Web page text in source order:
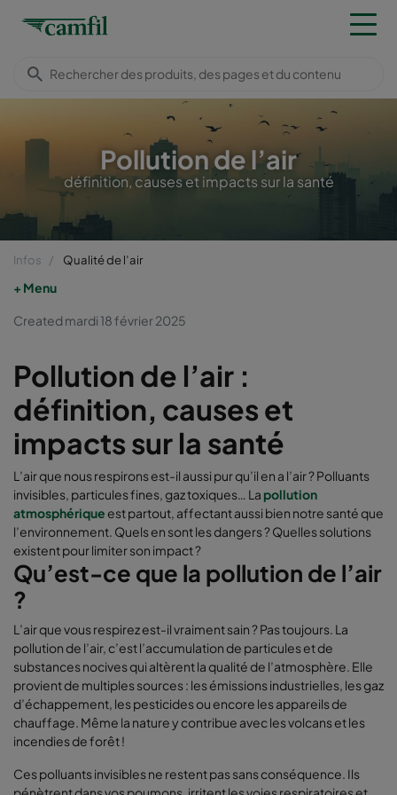
Pollution de l’air
définition, causes et impacts sur la santé
Infos Qualité de l’air
Menu
Created mardi 18 février 2025
Pollution de l’air :
définition, causes et
impacts sur la santé
L’air que nous respirons est-il aussi pur qu’il en a l’air ? Polluants
invisibles, particules fines, gaz toxiques… La pollution
atmosphérique est partout, affectant aussi bien notre santé que
l’environnement. Quels en sont les dangers ? Quelles solutions
existent pour limiter son impact ?
Qu’est-ce que la pollution de l’air
?
L’air que vous respirez est-il vraiment sain ? Pas toujours. La
pollution de l’air, c’est l’accumulation de particules et de
substances nocives qui altèrent la qualité de l’atmosphère. Elle
provient de multiples sources : les émissions industrielles, les gaz
d’échappement, les pesticides ou encore les appareils de
chauffage. Même la nature y contribue avec les volcans et les
incendies de forêt !
Ces polluants invisibles ne restent pas sans conséquence. Ils